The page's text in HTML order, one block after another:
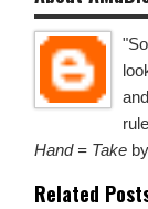
Hand = Take by
Related